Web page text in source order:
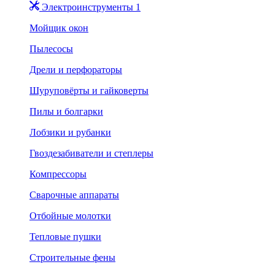
Электроинструменты 1
Мойщик окон
Пылесосы
Дрели и перфораторы
Шуруповёрты и гайковерты
Пилы и болгарки
Лобзики и рубанки
Гвоздезабиватели и степлеры
Компрессоры
Сварочные аппараты
Отбойные молотки
Тепловые пушки
Строительные фены